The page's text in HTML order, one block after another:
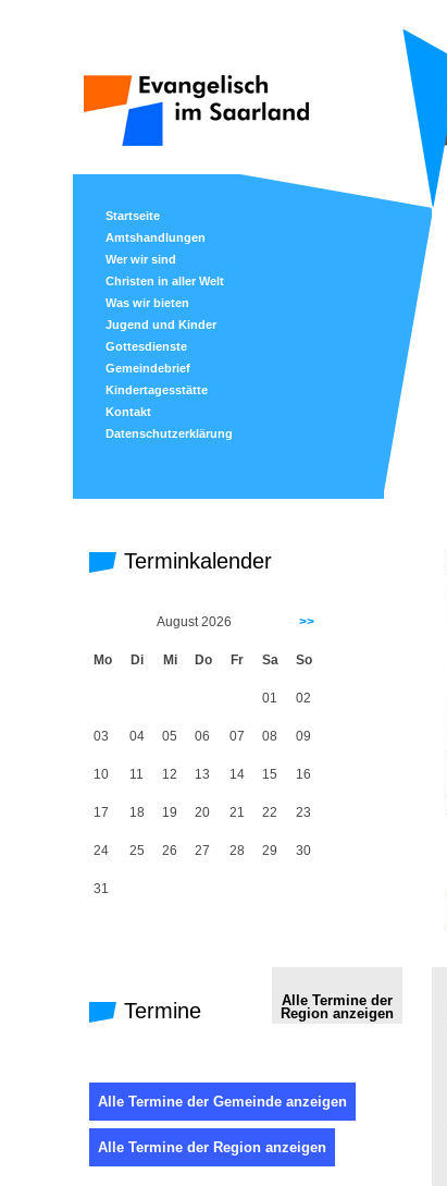
Startseite
Amtshandlungen
Wer wir sind
Christen in aller Welt
Was wir bieten
Jugend und Kinder
Gottesdienste
Gemeindebrief
Kindertagesstätte
Kontakt
Datenschutzerklärung
Terminkalender
August 2026 >>
Mo Di Mi Do Fr Sa So
01 02
03 04 05 06 07 08 09
10 11 12 13 14 15 16
17 18 19 20 21 22 23
24 25 26 27 28 29 30
31
Termine
Alle Termine der
Region anzeigen
Alle Termine der Gemeinde anzeigen
Alle Termine der Region anzeigen